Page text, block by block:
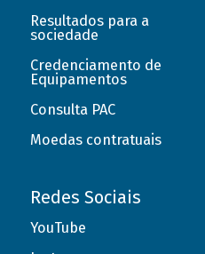
Resultados para a
sociedade
Credenciamento de
Equipamentos
Consulta PAC
Moedas contratuais
Redes Sociais
YouTube